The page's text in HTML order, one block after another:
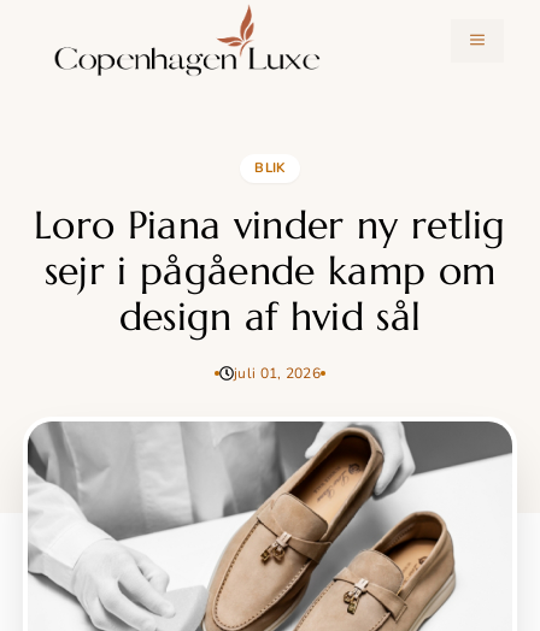
indhold
MENU
BLIK
Loro Piana vinder ny retlig
sejr i pågående kamp om
design af hvid sål
juli 01, 2026